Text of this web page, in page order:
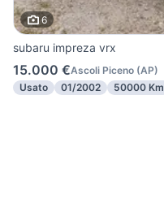
6
subaru impreza vrx
15.000 €Ascoli Piceno (AP)
Usato
01/2002 50000 Km